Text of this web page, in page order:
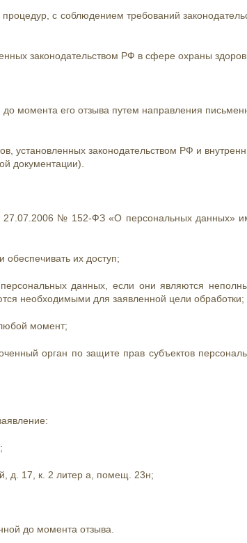
с соблюдением требований
законодательством РФ в сфере охраны
момента его отзыва путем направления
установленных законодательством РФ и
документации).
27.07.2006 № 152‑ФЗ «О персональных данных»
их доступ;
данных, если они являются
необходимыми для заявленной цели обработки;
момент;
орган по защите прав субъектов
д. 17, к. 2 литер а, помещ. 23н;
до момента отзыва.